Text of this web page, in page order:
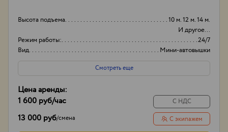
Высота подъема
10 м. 12 м. 14 м.
И другое...
Режим работы:
24/7
Вид
Мини-автовышки
Высота вышки
19м
Смотреть еще
Цена аренды:
1 600 руб/час
13 000 руб/смена
С НДС
С экипажем